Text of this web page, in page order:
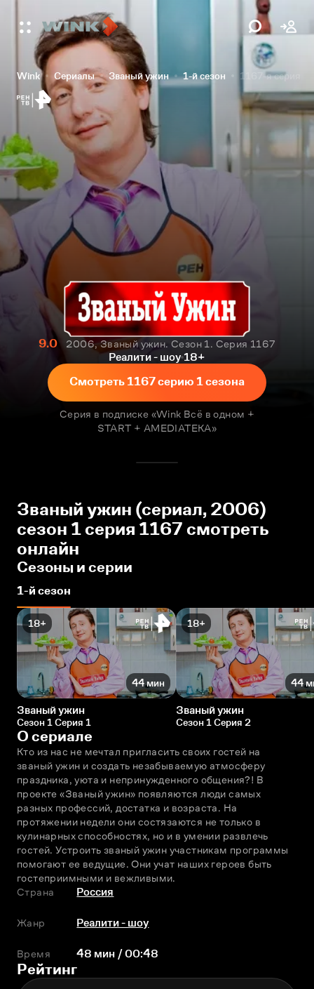
Wink Сериалы Званый ужин 1-й сезон 1167-я серия
9.0
2006, Званый ужин. Сезон 1. Серия 1167
Реалити - шоу 18+
Смотреть 1167 серию 1 сезона
Серия в подписке «Wink Всё в одном +
START + AMEDIATEKA»
Званый ужин (сериал, 2006)
сезон 1 серия 1167 смотреть
онлайн
Сезоны и серии
1-й сезон
18+
44 мин
Званый ужин
Сезон 1 Серия 1
18+
44
Званый ужин
Сезон 1 Серия 2
О сериале
Кто из нас не мечтал пригласить своих гостей на
званый ужин и создать незабываемую атмосферу
праздника, уюта и непринужденного общения?! В
проекте «Званый ужин» появляются люди самых
разных профессий, достатка и возраста. На
протяжении недели они состязаются не только в
кулинарных способностях, но и в умении развлечь
гостей. Устроить званый ужин участникам программы
помогают ее ведущие. Они учат наших героев быть
гостеприимными и вежливыми.
Страна
Россия
Жанр Реалити - шоу
Время 48 мин / 00:48
Рейтинг